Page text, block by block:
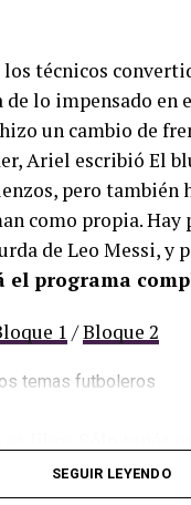
técnicos
lo impensado en
un cambio de
Ariel escribió El
pero
como propia.
de Leo Messi, y
el programa
1 /Bloque 2
todos los
SEGUIR LEYENDO